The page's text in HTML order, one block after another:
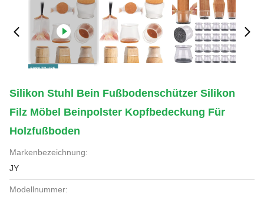
Silikon Stuhl Bein Fußbodenschützer Silikon
Filz Möbel Beinpolster Kopfbedeckung Für
Holzfußboden
Markenbezeichnung:
JY
Modellnummer: